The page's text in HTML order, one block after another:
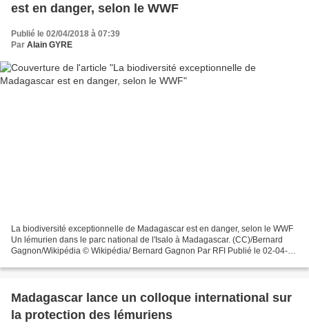
est en danger, selon le WWF
Publié le 02/04/2018 à 07:39
Par Alain GYRE
La biodiversité exceptionnelle de Madagascar est en danger, selon le WWF
Un lémurien dans le parc national de l'Isalo à Madagascar. (CC)/Bernard
Gagnon/Wikipédia © Wikipédia/ Bernard Gagnon Par RFI Publié le 02-04-
Madagascar lance un colloque international sur
la protection des lémuriens